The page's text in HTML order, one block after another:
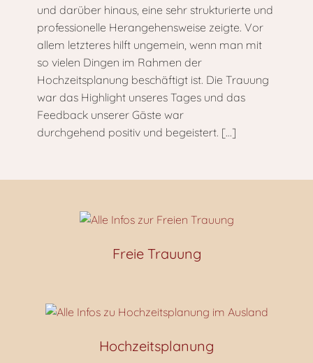
und darüber hinaus, eine sehr strukturierte und
professionelle Herangehensweise zeigte. Vor
allem letzteres hilft ungemein, wenn man mit
so vielen Dingen im Rahmen der
Hochzeitsplanung beschäftigt ist. Die Trauung
war das Highlight unseres Tages und das
Feedback unserer Gäste war
durchgehend positiv und begeistert. […]
Freie Trauung
Hochzeitsplanung